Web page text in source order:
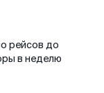
рейсов до
в неделю